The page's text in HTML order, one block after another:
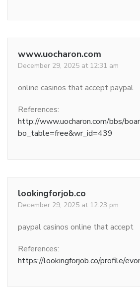
www.uocharon.com
December 29, 2025 at 12:31 am
online casinos that accept paypal
References:
http://www.uocharon.com/bbs/
bo_table=free&wr_id=439
lookingforjob.co
December 29, 2025 at 12:23 pm
paypal casinos online that accept
References:
https://lookingforjob.co/profile/